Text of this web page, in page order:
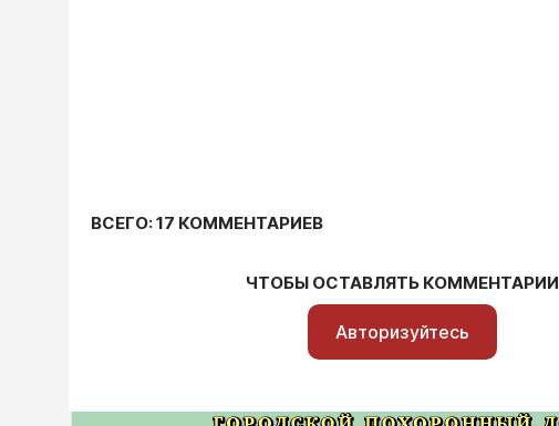
ВСЕГО: 17 КОММЕНТАРИЕВ
ЧТОБЫ ОСТАВЛЯТЬ КОММЕНТАРИИ
Авторизуйтесь